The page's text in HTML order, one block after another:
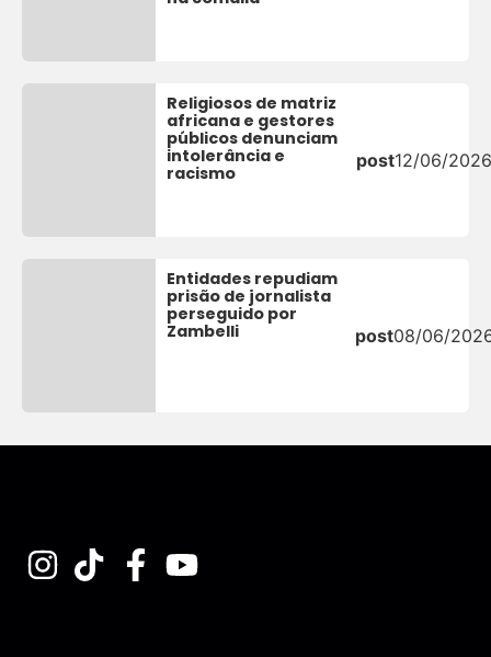
Religiosos de matriz
africana e gestores
públicos denunciam
intolerância e
racismo
post12/06/
Entidades repudiam
prisão de jornalista
perseguido por
Zambelli
post08/06/